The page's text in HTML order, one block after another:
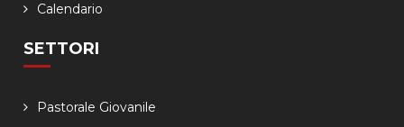
Calendario
SETTORI
Pastorale Giovanile